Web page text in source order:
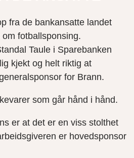
fra de bankansatte landet
fotballsponsing.
Taule i Sparebanken
kjekt og helt riktig at
for Brann.
som går hånd i hånd.
er at det er en viss stolthet
er hovedsponsor